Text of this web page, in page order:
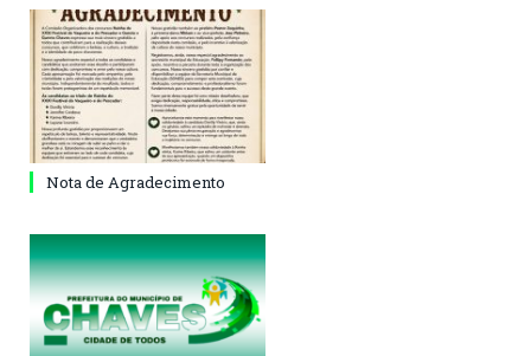
Nota de Agradecimento